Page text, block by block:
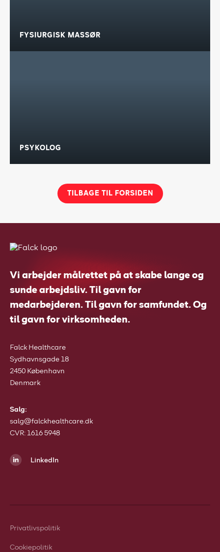
FYSIURGISK MASSØR
PSYKOLOG
TILBAGE TIL FORSIDEN
Vi arbejder målrettet på at skabe lange og
sunde arbejdsliv. Til gavn for
medarbejderen. Til gavn for samfundet. Og
til gavn for virksomheden.
Falck Healthcare
Sydhavnsgade 18
2450 København
Denmark
Salg:
salg@falckhealthcare.dk
CVR: 1616 5948
LinkedIn
Privatlivspolitik
Cookiepolitik